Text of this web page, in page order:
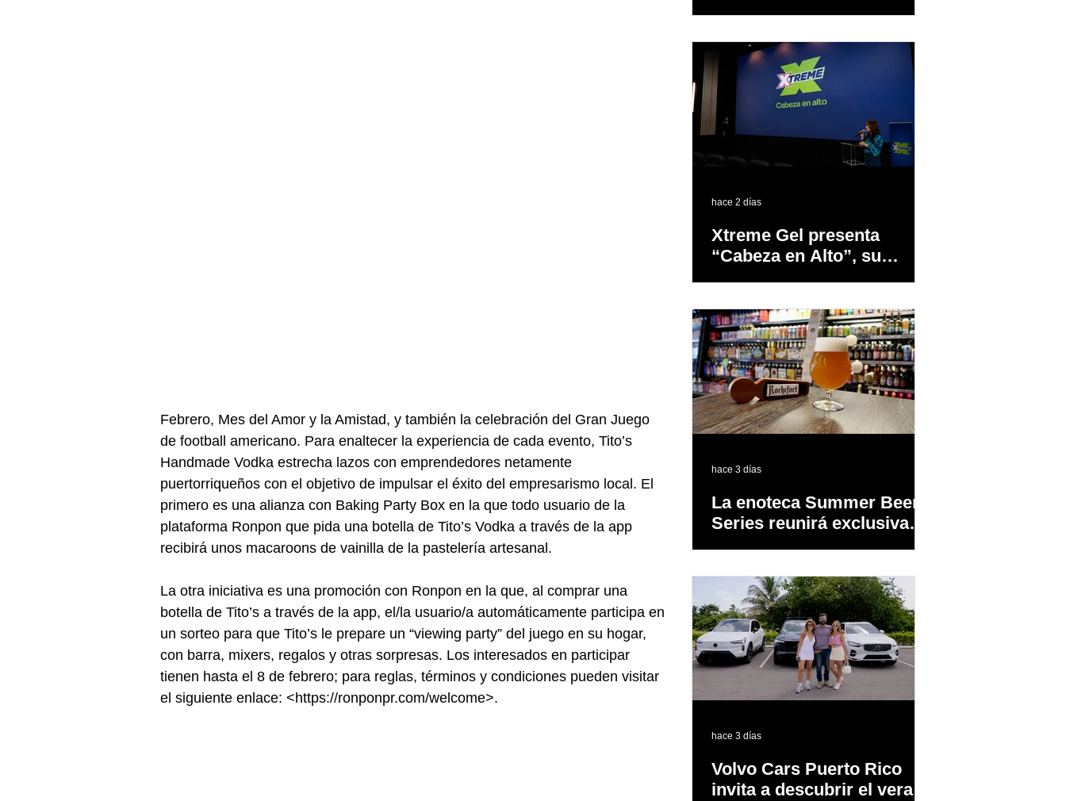
Febrero, Mes del Amor y la Amistad, y también la celebración del Gran Juego
de football americano. Para enaltecer la experiencia de cada evento, Tito’s
Handmade Vodka estrecha lazos con emprendedores netamente
puertorriqueños con el objetivo de impulsar el éxito del empresarismo local. El
primero es una alianza con Baking Party Box en la que todo usuario de la
plataforma Ronpon que pida una botella de Tito’s Vodka a través de la app
recibirá unos macaroons de vainilla de la pastelería artesanal.
La otra iniciativa es una promoción con Ronpon en la que, al comprar una
botella de Tito’s a través de la app, el/la usuario/a automáticamente participa en
un sorteo para que Tito’s le prepare un “viewing party” del juego en su hogar,
con barra, mixers, regalos y otras sorpresas. Los interesados en participar
tienen hasta el 8 de febrero; para reglas, términos y condiciones pueden visitar
el siguiente enlace: <https://ronponpr.com/welcome>.
Xtreme Gel presenta
“Cabeza en Alto”, su
producido completamente
en Puerto Rico
hace 2 días
La enoteca Summer Beer
Series reunirá exclusivas
público
hace 3 días
Volvo Cars Puerto Rico
invita a descubrir el verano
hace 3 días